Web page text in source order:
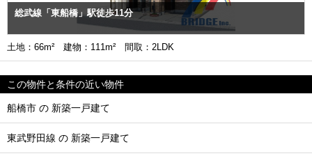
総武線「東船橋」駅徒歩11分
土地：66m² 建物：111m² 間取：2LDK
この物件と条件の近い物件
船橋市 の 新築一戸建て
東武野田線 の 新築一戸建て